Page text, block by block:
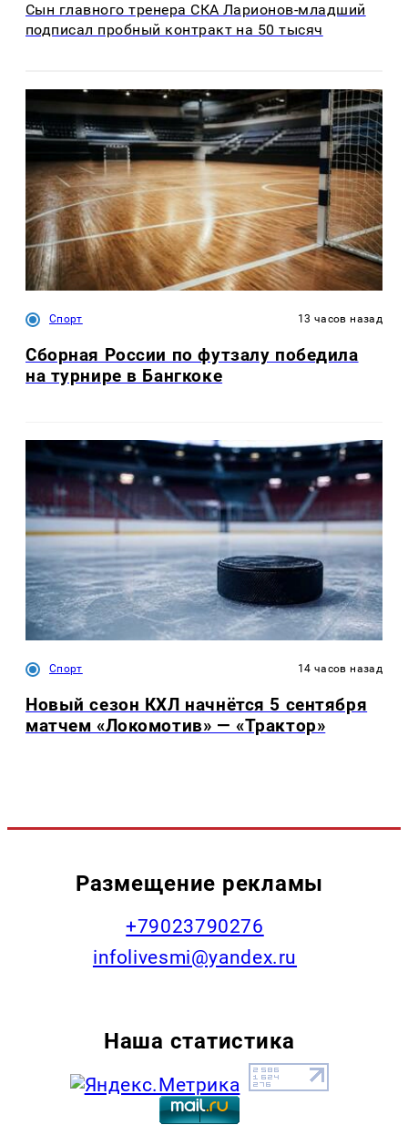
Сын главного тренера СКА Ларионов-младший
подписал пробный контракт на 50 тысяч
Спорт 13 часов назад
Сборная России по футзалу победила
на турнире в Бангкоке
Спорт 14 часов назад
Новый сезон КХЛ начнётся 5 сентября
матчем «Локомотив» — «Трактор»
Размещение рекламы
+79023790276
infolivesmi@yandex.ru
Наша статистика